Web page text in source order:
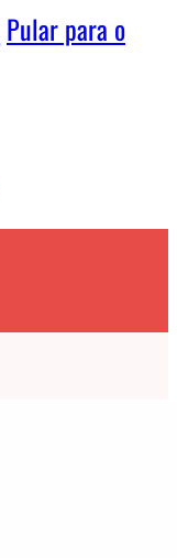
Pular para o